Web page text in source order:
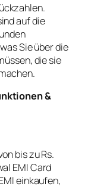
auf die
Sie über die
die sie
&
bis zu Rs.
EMI Card
einkaufen,